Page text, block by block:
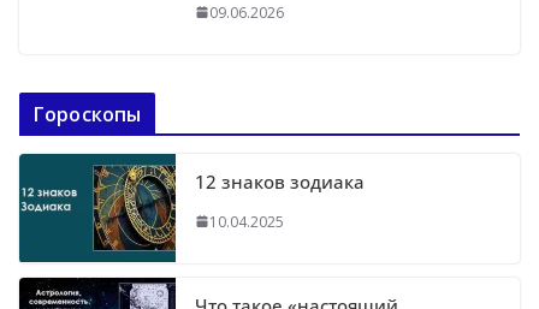
09.06.2026
Гороскопы
12 знаков зодиака
10.04.2025